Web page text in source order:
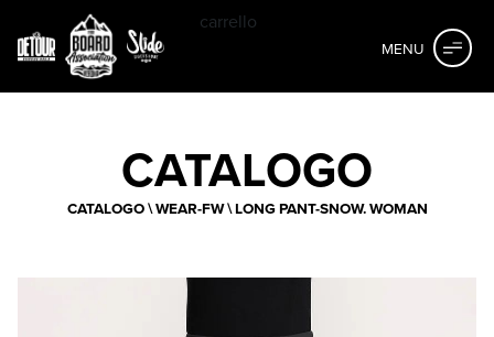
carrello
MENU
CATALOGO
CATALOGO\WEAR-FW\LONG PANT-SNOW. WOMAN